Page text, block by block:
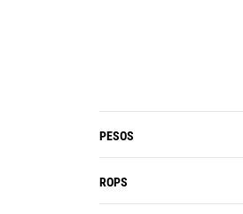
PESOS
ROPS